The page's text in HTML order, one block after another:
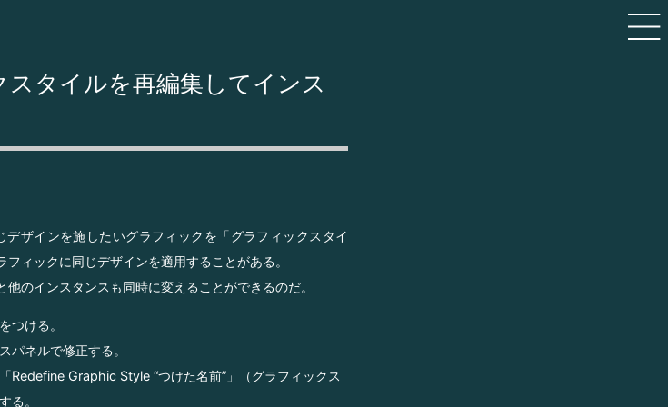
タイルを再編集してインス
ザインを施したいグラフィックを「グラフィックスタイ
ィックに同じデザインを適用することがある。
のインスタンスも同時に変えることができるのだ。
つける。
パネルで修正する。
Redefine Graphic Style “つけた名前”」（グラフィックス
る。